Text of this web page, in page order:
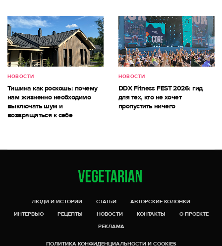
НОВОСТИ
Тишина как роскошь: почему
нам жизненно необходимо
выключать шум и
возвращаться к себе
НОВОСТИ
DDX Fitness FEST 2026: гид
для тех, кто не хочет
пропустить ничего
ЛЮДИ И ИСТОРИИ СТАТЬИ
АВТОРСКИЕ КОЛОНКИ
ИНТЕРВЬЮ
РЕЦЕПТЫ НОВОСТИ КОНТАКТЫ
О ПРОЕКТЕ
РЕКЛАМА
ПОЛИТИКА КОНФИДЕНЦИАЛЬНОСТИ И COOKIES